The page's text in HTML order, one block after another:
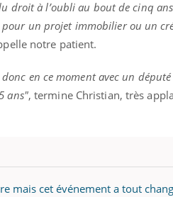
droit à l’oubli au bout de cinq
un projet immobilier ou un
notre patient.
donc en ce moment avec un
ans", termine Christian, très
mais cet événement a tout